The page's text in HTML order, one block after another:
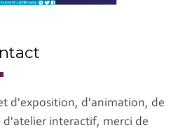
d'exposition, d'animation, de
d'atelier interactif, merci de